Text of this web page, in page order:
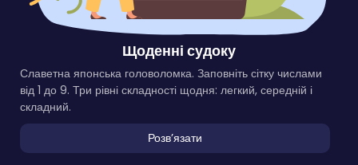
Щоденні судоку
Славетна японська головоломка. Заповніть сітку числами
від 1 до 9. Три рівні складності щодня: легкий, середній і
складний.
Розвʼязати